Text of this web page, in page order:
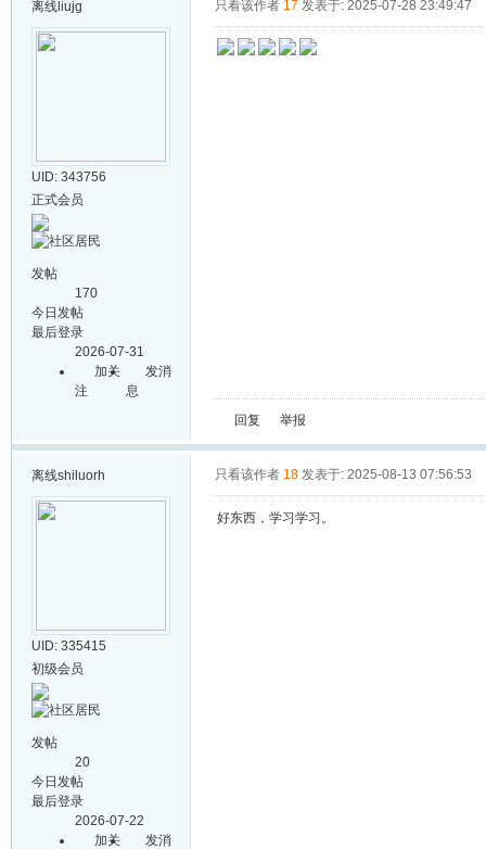
离线 liujg
UID: 343756
正式会员
发帖
170
今日发帖
最后登录
2026-07-31
加关
注
发消
息
只看该作者 17 发表于: 2025-07-28 23:49:47
回复 举报
离线shiluorh
UID: 335415
初级会员
发帖
20
今日发帖
最后登录
2026-07-22
加关
发消
只看该作者 18 发表于: 2025-08-13 07:56:53
好东西，学习学习。